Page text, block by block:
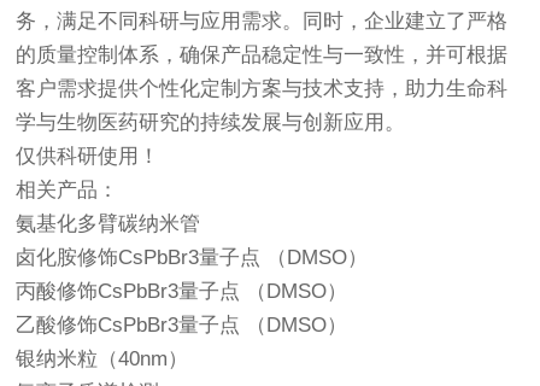
务，满足不同科研与应用需求。同时，企业建立了严格
的质量控制体系，确保产品稳定性与一致性，并可根据
客户需求提供个性化定制方案与技术支持，助力生命科
学与生物医药研究的持续发展与创新应用。
仅供科研使用！
相关产品：
氨基化多臂碳纳米管
卤化胺修饰CsPbBr3量子点 （DMSO）
丙酸修饰CsPbBr3量子点 （DMSO）
乙酸修饰CsPbBr3量子点 （DMSO）
银纳米粒（40nm）